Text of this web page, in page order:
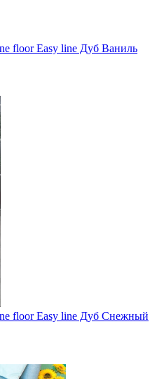
floor Easy line Дуб Ваниль
floor Easy line Дуб Снежный